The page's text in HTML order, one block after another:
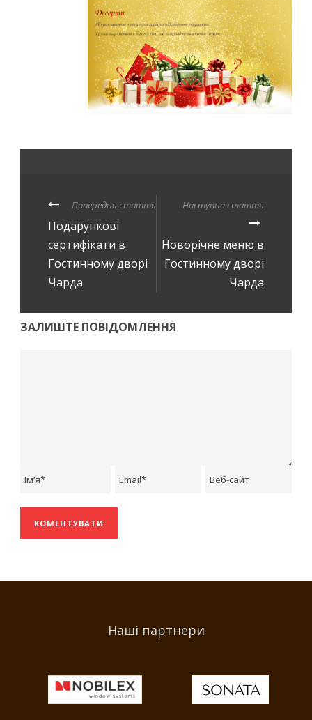
Попередня стаття
Подарункові
сертифікати в
Гостинному дворі
Чарда
Наступна стаття
Новорічне меню в
Гостинному дворі
Чарда
ЗАЛИШТЕ ПОВІДОМЛЕННЯ
Наші партнери